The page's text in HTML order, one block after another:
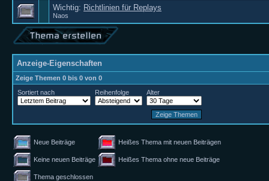
Wichtig: Richtlinien für Replays
Naos
Anzeige-Eigenschaften
Zeige Themen 0 bis 0 von 0
Sortiert nach
Reihenfolge Alter
Neue Beiträge Heißes Thema mit neuen Beiträgen
Keine neuen Beiträge Heißes Thema ohne neue Beiträge
Thema geschlossen